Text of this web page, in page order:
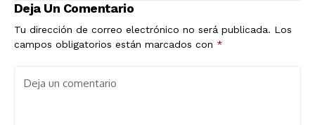
Deja Un Comentario
Tu dirección de correo electrónico no será publicada. Los
campos obligatorios están marcados con *